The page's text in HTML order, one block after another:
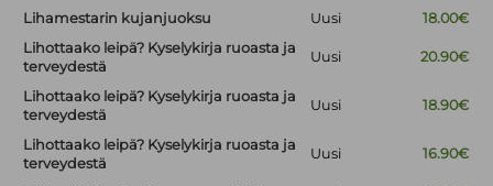
Lihamestarin kujanjuoksu Uusi
18.00€
Lihottaako leipä? Kyselykirja ruoasta ja
terveydestä
Uusi 20.90€
Lihottaako leipä? Kyselykirja ruoasta ja
terveydestä
Uusi 18.90€
Lihottaako leipä? Kyselykirja ruoasta ja
terveydestä
Uusi 16.90€